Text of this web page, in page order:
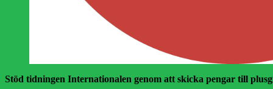
Stöd tidningen Internationalen genom att skicka pengar till